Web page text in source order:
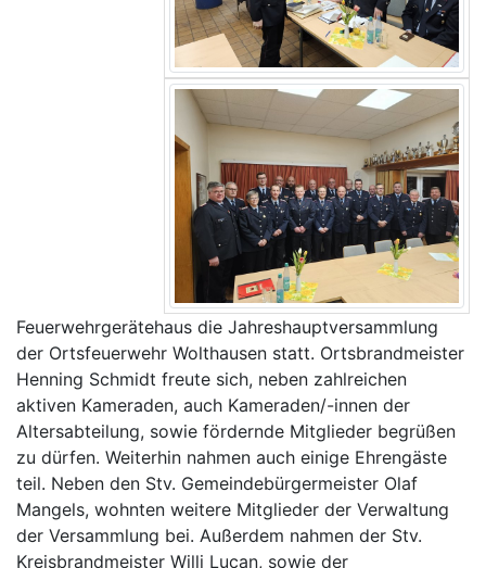
Feuerwehrgerätehaus die Jahreshauptversammlung
der Ortsfeuerwehr Wolthausen statt. Ortsbrandmeister
Henning Schmidt freute sich, neben zahlreichen
aktiven Kameraden, auch Kameraden/-innen der
Altersabteilung, sowie fördernde Mitglieder begrüßen
zu dürfen. Weiterhin nahmen auch einige Ehrengäste
teil. Neben den Stv. Gemeindebürgermeister Olaf
Mangels, wohnten weitere Mitglieder der Verwaltung
der Versammlung bei. Außerdem nahmen der Stv.
Kreisbrandmeister Willi Lucan, sowie der